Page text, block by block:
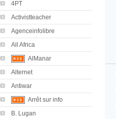
4PT
Activistteacher
Agenceinfolibre
All Africa
AlManar
Alternet
Antiwar
Arrêt sur info
B. Lugan